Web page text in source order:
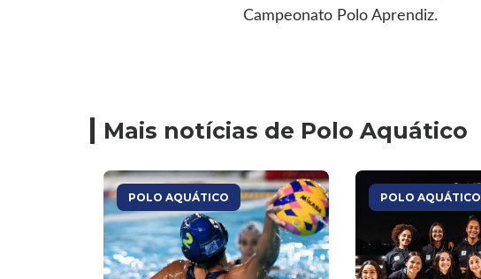
Campeonato Polo Aprendiz.
Mais notícias de Polo Aquático
POLO AQUÁTICO POLO AQUÁTICO